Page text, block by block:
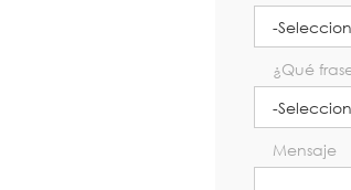
¿Qué
Mensaje